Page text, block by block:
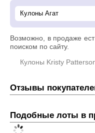
Возможно, в продаже
поиском по сайту.
Кулоны Kristy
Отзывы
Подобные лоты в